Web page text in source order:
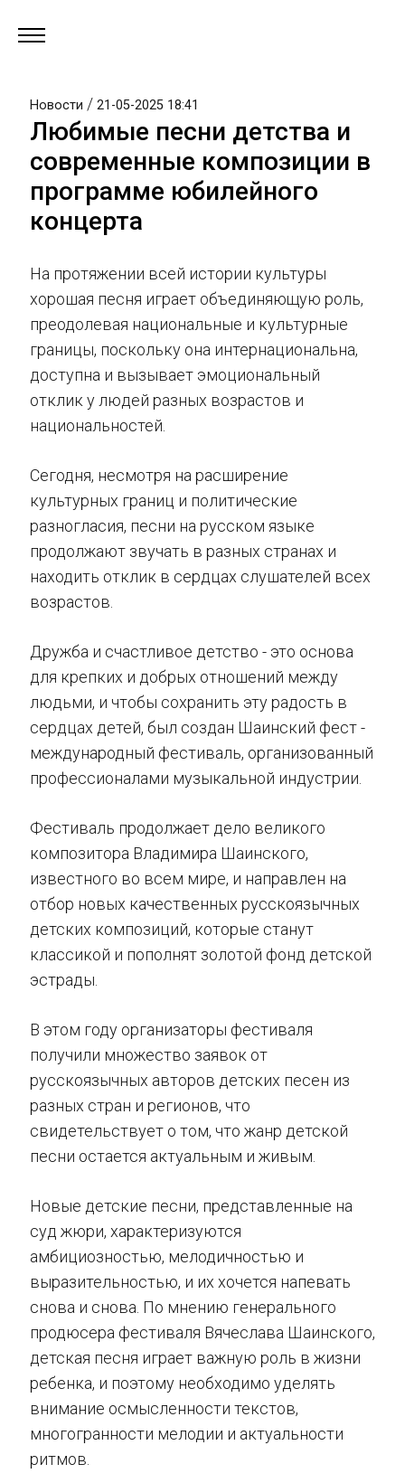
Новости / 21-05-2025 18:41
Любимые песни детства и
современные композиции в
программе юбилейного
концерта
На протяжении всей истории культуры
хорошая песня играет объединяющую роль,
преодолевая национальные и культурные
границы, поскольку она интернациональна,
доступна и вызывает эмоциональный
отклик у людей разных возрастов и
национальностей.
Сегодня, несмотря на расширение
культурных границ и политические
разногласия, песни на русском языке
продолжают звучать в разных странах и
находить отклик в сердцах слушателей всех
возрастов.
Дружба и счастливое детство - это основа
для крепких и добрых отношений между
людьми, и чтобы сохранить эту радость в
сердцах детей, был создан Шаинский фест -
международный фестиваль, организованный
профессионалами музыкальной индустрии.
Фестиваль продолжает дело великого
композитора Владимира Шаинского,
известного во всем мире, и направлен на
отбор новых качественных русскоязычных
детских композиций, которые станут
классикой и пополнят золотой фонд детской
эстрады.
В этом году организаторы фестиваля
получили множество заявок от
русскоязычных авторов детских песен из
разных стран и регионов, что
свидетельствует о том, что жанр детской
песни остается актуальным и живым.
Новые детские песни, представленные на
суд жюри, характеризуются
амбициозностью, мелодичностью и
выразительностью, и их хочется напевать
снова и снова. По мнению генерального
продюсера фестиваля Вячеслава Шаинского,
детская песня играет важную роль в жизни
ребенка, и поэтому необходимо уделять
внимание осмысленности текстов,
многогранности мелодии и актуальности
ритмов.